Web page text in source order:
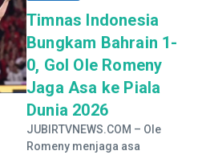
Timnas Indonesia
Bungkam Bahrain 1-
0, Gol Ole Romeny
Jaga Asa ke Piala
Dunia 2026
JUBIRTVNEWS.COM – Ole
Romeny menjaga asa